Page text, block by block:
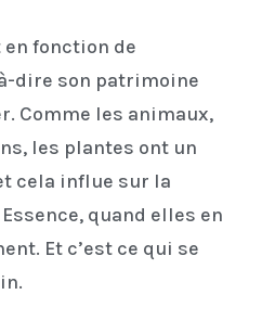
fonction de
dire son patrimoine
Comme les animaux,
les plantes ont un
cela influe sur la
quand elles en
Et c’est ce qui se